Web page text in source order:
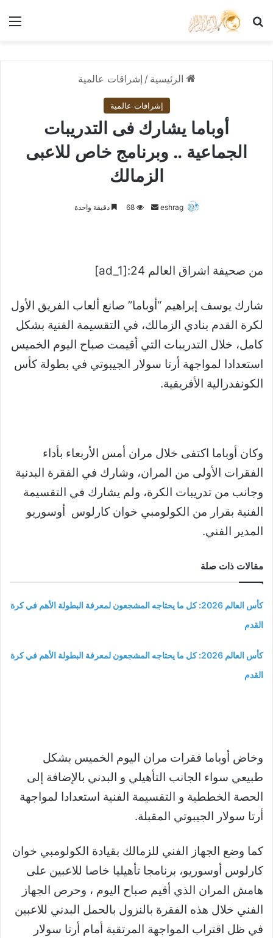
بحث عن
الرئيسية / إشراقات عالمية
إشراقات عالمية
أوباما يشارك فى التدريبات
الجماعية .. وبرنامج خاص للاعبى
الزمالك
eshrag
أرسل68 دقيقة واحدة
من صحيفة اشراق العالم 24:[ad_1]
شارك يوسف إبراهيم “أوباما” صانع ألعاب الفريق الأول
لكرة القدم بنادي الزمالك، في التقسيمة الفنية بشكل
كامل، خلال التدريبات التي أقيمت صباح اليوم الخميس
استعدادا لمواجهة أرتا سولار الجيبوتي في بطولة كأس
الكونفدرالية الأفريقية.
وكان أوباما اكتفى خلال مران أمس الأربعاء بأداء
الفقرات الأولى من المران، وشارك في الفقرة البدنية
وجانب من تدريبات الكرة، ولم يشارك في التقسيمة
الفنية بقرار من الكولومبي خوان كارلوس أوسوريو
المدير الفني.
مقالات ذات صلة
كأس العالم 2026: كل ما يحتاجه المشجعون لمعرفة البطولة الأهم في كرة
القدم
كأس العالم 2026: كل ما يحتاجه المشجعون لمعرفة البطولة الأهم في كرة
القدم
وخاض أوباما فقرات مران اليوم الخميس بشكل
طبيعي سواء الجانب التأهيلي و البدني بالإضافة إلى
الحصة الخططية و التقسيمة الفنية استعدادا لمواجهة
أرتا سولار الجيبوتي المقبلة.
كما وضع الجهاز الفني للزمالك بقيادة الكولومبي خوان
كارلوس أوسوريو، برنامجا تأهيليا خاصا للاعبين على
هامش المران الذي أقيم صباح اليوم ، وحرص الجهاز
الفني خلال هذه الفقرة بالنزول بالحمل البدني للاعبين
في ظل اقتراب المواجهة المرتقبة أمام أرتا سولار